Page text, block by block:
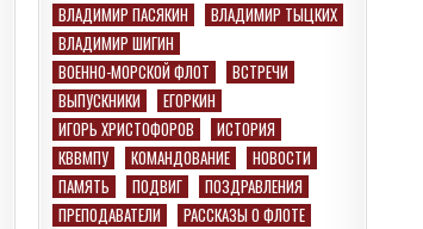
ВЛАДИМИР ПАСЯКИН
ВЛАДИМИР ТЫЦКИХ
ВЛАДИМИР ШИГИН
ВОЕННО-МОРСКОЙ ФЛОТ
ВСТРЕЧИ
ВЫПУСКНИКИ
ЕГОРКИН
ИГОРЬ ХРИСТОФОРОВ
ИСТОРИЯ
КВВМПУ
КОМАНДОВАНИЕ
НОВОСТИ
ПАМЯТЬ
ПОДВИГ
ПОЗДРАВЛЕНИЯ
ПРЕПОДАВАТЕЛИ
РАССКАЗЫ О ФЛОТЕ